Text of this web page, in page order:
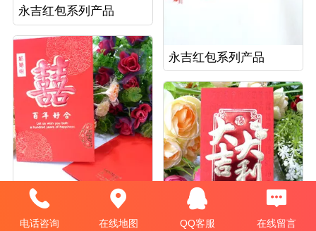
永吉红包系列产品
永吉红包系列产品
电话咨询 在线地图 QQ客服 在线留言